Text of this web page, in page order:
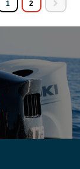
1 2